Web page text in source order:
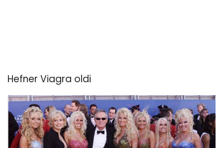
Hefner Viagra oldi